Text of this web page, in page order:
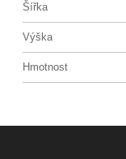
Šířka
Výška
Hmotnost